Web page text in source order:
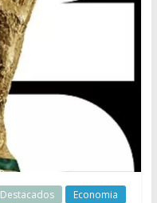
Destacados
Economia